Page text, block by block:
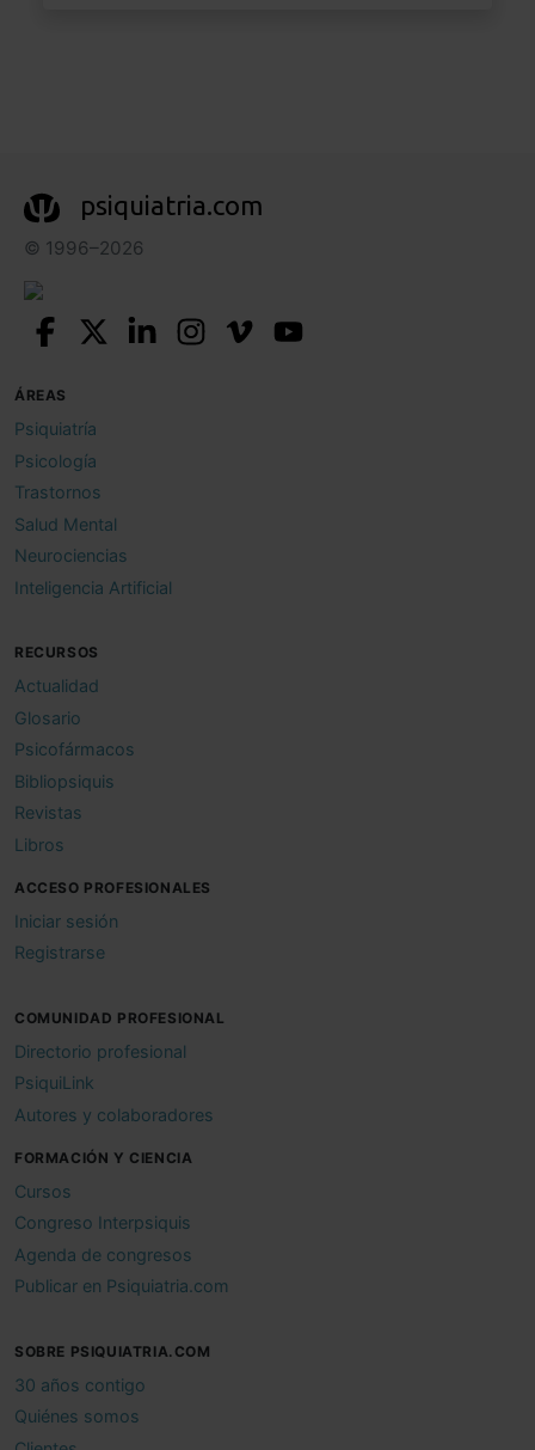
psiquiatria.com
© 1996–2026
ÁREAS
Psiquiatría
Psicología
Trastornos
Salud Mental
Neurociencias
Inteligencia Artificial
RECURSOS
Actualidad
Glosario
Psicofármacos
Bibliopsiquis
Revistas
Libros
ACCESO PROFESIONALES
Iniciar sesión
Registrarse
COMUNIDAD PROFESIONAL
Directorio profesional
PsiquiLink
Autores y colaboradores
FORMACIÓN Y CIENCIA
Cursos
Congreso Interpsiquis
Agenda de congresos
Publicar en Psiquiatria.com
SOBRE PSIQUIATRIA.COM
30 años contigo
Quiénes somos